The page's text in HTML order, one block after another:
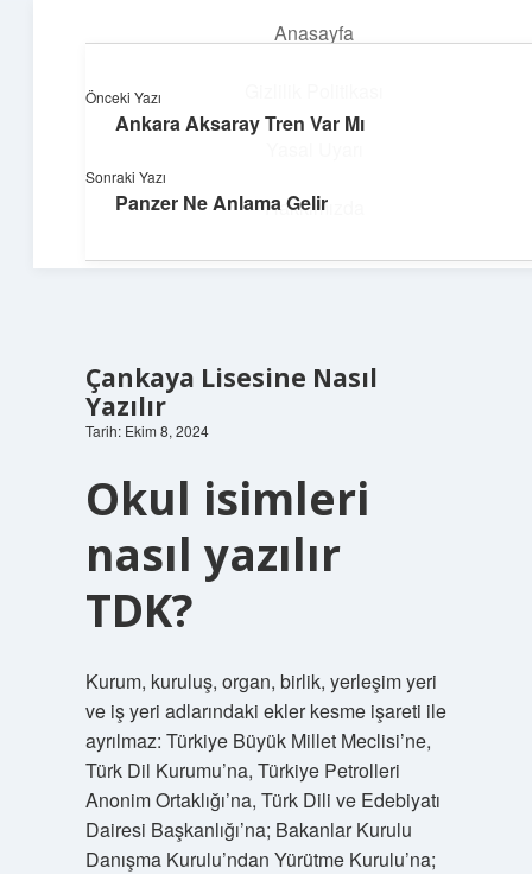
Anasayfa
Hakkımızda
Yapı ve İlham
Yaratıcı projelerle dünyanı inşa et!
Çankaya Lisesine Nasıl
Yazılır
Tarih: Ekim 8, 2024
Okul isimleri
nasıl yazılır
TDK?
Kurum, kuruluş, organ, birlik, yerleşim yeri
ve iş yeri adlarındaki ekler kesme işareti ile
ayrılmaz: Türkiye Büyük Millet Meclisi’ne,
Türk Dil Kurumu’na, Türkiye Petrolleri
Anonim Ortaklığı’na, Türk Dili ve Edebiyatı
Dairesi Başkanlığı’na; Bakanlar Kurulu
Danışma Kurulu’ndan Yürütme Kurulu’na;
Önceki Yazı
Ankara Aksaray Tren Var Mı
Sonraki Yazı
Panzer Ne Anlama Gelir